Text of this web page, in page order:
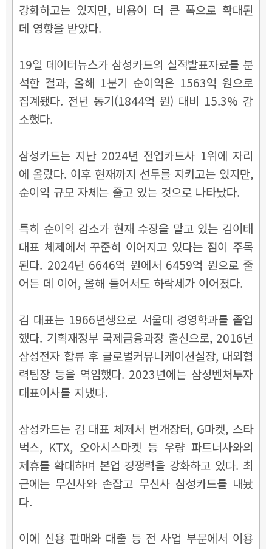
강화하고는 있지만, 비용이 더 큰 폭으로 확대된
데 영향을 받았다.
19일 데이터뉴스가 삼성카드의 실적발표자료를 분
석한 결과, 올해 1분기 순이익은 1563억 원으로
집계됐다. 전년 동기(1844억 원) 대비 15.3% 감
소했다.
삼성카드는 지난 2024년 전업카드사 1위에 자리
에 올랐다. 이후 현재까지 선두를 지키고는 있지만,
순이익 규모 자체는 줄고 있는 것으로 나타났다.
특히 순이익 감소가 현재 수장을 맡고 있는 김이태
대표 체제에서 꾸준히 이어지고 있다는 점이 주목
된다. 2024년 6646억 원에서 6459억 원으로 줄
어든 데 이어, 올해 들어서도 하락세가 이어졌다.
김 대표는 1966년생으로 서울대 경영학과를 졸업
했다. 기획재정부 국제금융과장 출신으로, 2016년
삼성전자 합류 후 글로벌커뮤니케이션실장, 대외협
력팀장 등을 역임했다. 2023년에는 삼성벤처투자
대표이사를 지냈다.
삼성카드는 김 대표 체제서 번개장터, G마켓, 스타
벅스, KTX, 오아시스마켓 등 우량 파트너사와의
제휴를 확대하며 본업 경쟁력을 강화하고 있다. 최
근에는 무신사와 손잡고 무신사 삼성카드를 내놨
다.
이에 신용 판매와 대출 등 전 사업 부문에서 이용